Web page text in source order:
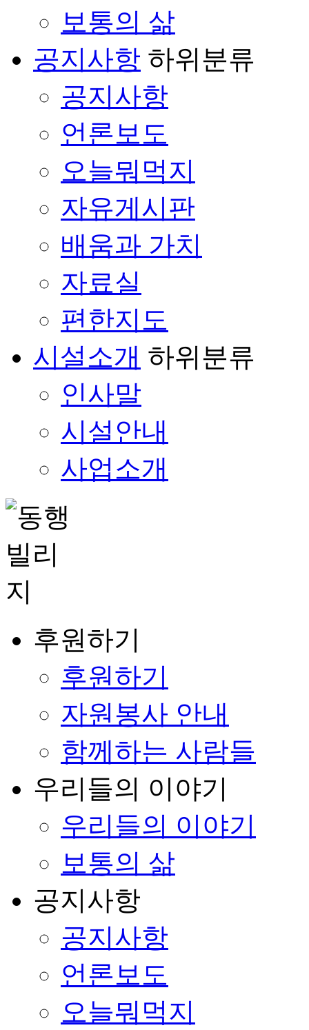
보통의 삶
공지사항 하위분류
공지사항
언론보도
오늘뭐먹지
자유게시판
배움과 가치
자료실
편한지도
시설소개 하위분류
인사말
시설안내
사업소개
후원하기
후원하기
자원봉사 안내
함께하는 사람들
우리들의 이야기
우리들의 이야기
보통의 삶
공지사항
공지사항
언론보도
오늘뭐먹지